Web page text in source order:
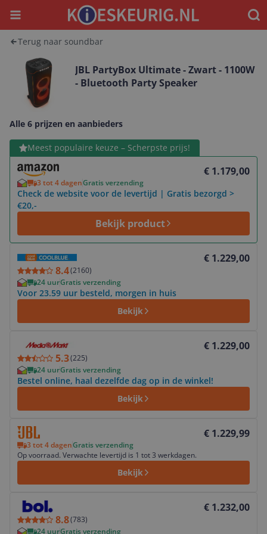
Menu
Terug naar soundbar
JBL PartyBox Ultimate - Zwart - 1100W
- Bluetooth Party Speaker
Alle 6 prijzen en aanbieders
Meest populaire keuze – Scherpste prijs!
€ 1.179,00
3 tot 4 dagenGratis verzending
Check de website voor de levertijd | Gratis bezorgd >
€20,-
Bekijk product
Bekijk product
8.4(2160)
€ 1.229,00
24 uurGratis verzending
Voor 23.59 uur besteld, morgen in huis
Bekijk
5.3(225)
€ 1.229,00
24 uurGratis verzending
Bestel online, haal dezelfde dag op in de winkel!
Bekijk
€ 1.229,99
3 tot 4 dagenGratis verzending
Op voorraad. Verwachte levertijd is 1 tot 3 werkdagen.
Bekijk
Bekijk product
8.8(783)
€ 1.232,00
24 uurGratis verzending
Bekijk product